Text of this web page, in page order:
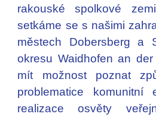
rakouské spolkové
setkáme se s našimi
městech Dobersberg a
okresu Waidhofen an
mít možnost poznat
problematice komunitní
realizace osvěty